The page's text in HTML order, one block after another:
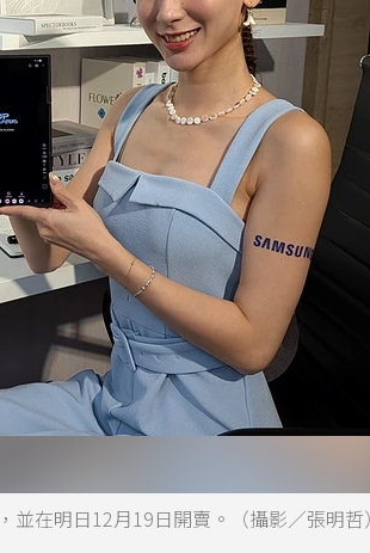
在明日12月19日開賣。（攝影／張明哲）